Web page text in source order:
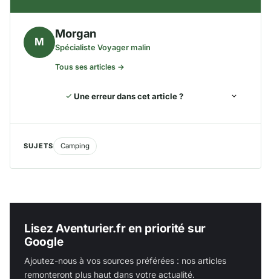
M
Morgan
Spécialiste Voyager malin
Tous ses articles →
Une erreur dans cet article ?
SUJETS Camping
Lisez Aventurier.fr en priorité sur
Google
Ajoutez-nous à vos sources préférées : nos articles
remonteront plus haut dans votre actualité.